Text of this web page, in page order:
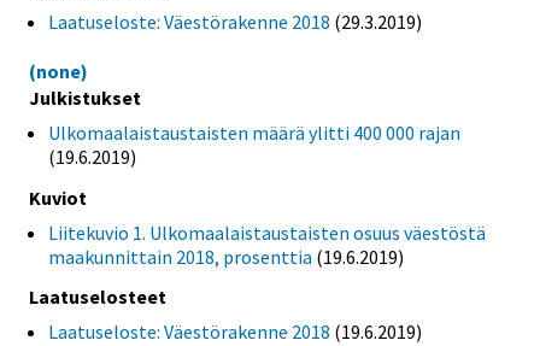
Laatuseloste: Väestörakenne 2018 (29.3.2019)
(none)
Julkistukset
Ulkomaalaistaustaisten määrä ylitti 400 000 rajan
(19.6.2019)
Kuviot
Liitekuvio 1. Ulkomaalaistaustaisten osuus väestöstä
maakunnittain 2018, prosenttia (19.6.2019)
Laatuselosteet
Laatuseloste: Väestörakenne 2018 (19.6.2019)